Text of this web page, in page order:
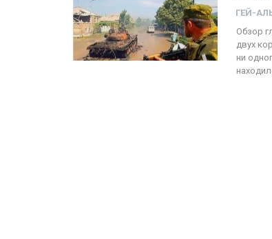
Обзор
двух
ни
ФОТО
Прайд в Тель-Авиве собрал
тысяч участников